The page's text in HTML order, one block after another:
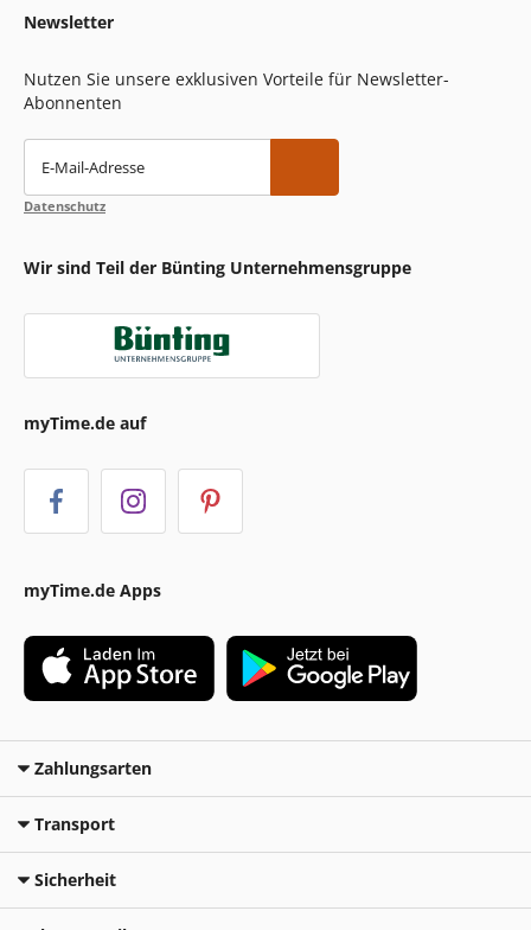
Newsletter
Nutzen Sie unsere exklusiven Vorteile für Newsletter-
Abonnenten
E-Mail-Adresse
Datenschutz
Wir sind Teil der Bünting Unternehmensgruppe
myTime.de auf
myTime.de Apps
Zahlungsarten
Transport
Sicherheit